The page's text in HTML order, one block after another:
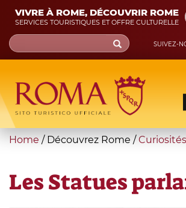
Skip
main
content
VIVRE À ROME, DÉCOUVRIR ROME
SERVICES TOURISTIQUES ET OFFRE CULTURELLE
SUIVEZ-
Search
form
Recherche
You
here
Home / Découvrez Rome /Curiosités
Les Statues